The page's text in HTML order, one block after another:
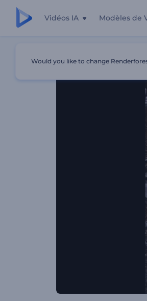
Vidéos IA Modèles de
Would you like to change